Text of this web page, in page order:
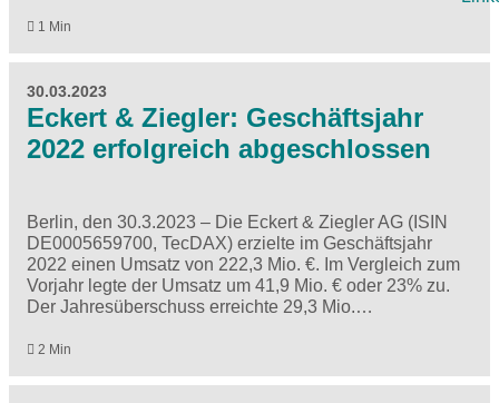
1 Min
30.03.2023
Eckert & Ziegler: Geschäftsjahr
2022 erfolgreich abgeschlossen
Berlin, den 30.3.2023 – Die Eckert & Ziegler AG (ISIN
DE0005659700, TecDAX) erzielte im Geschäftsjahr
2022 einen Umsatz von 222,3 Mio. €. Im Vergleich zum
Vorjahr legte der Umsatz um 41,9 Mio. € oder 23% zu.
Der Jahresüberschuss erreichte 29,3 Mio.…
2 Min